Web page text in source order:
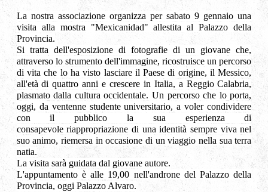
La nostra associazione organizza per sabato 9 gennaio una
visita alla mostra "Mexicanidad" allestita al Palazzo della
Provincia.
Si tratta dell'esposizione di fotografie di un giovane che,
attraverso lo strumento dell'immagine, ricostruisce un percorso
di vita che lo ha visto lasciare il Paese di origine, il Messico,
all'età di quattro anni e crescere in Italia, a Reggio Calabria,
plasmato dalla cultura occidentale. Un percorso che lo porta,
oggi, da ventenne studente universitario, a voler condividere
con il pubblico la sua esperienza di
consapevole riappropriazione di una identità sempre viva nel
suo animo, riemersa in occasione di un viaggio nella sua terra
natia.
La visita sarà guidata dal giovane autore.
L'appuntamento è alle 19,00 nell'androne del Palazzo della
Provincia, oggi Palazzo Alvaro.